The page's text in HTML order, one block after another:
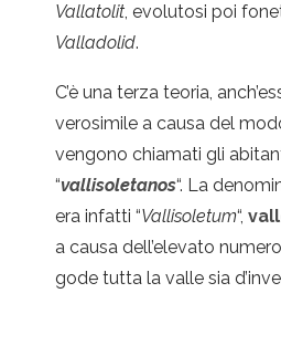
Vallatolit, evolutosi poi
Valladolid.
C’è una terza teoria,
verosimile a causa del
vengono chiamati gli
“vallisoletanos“. La
era infatti “Vallisoletum“,
a causa dell’elevato
gode tutta la valle sia